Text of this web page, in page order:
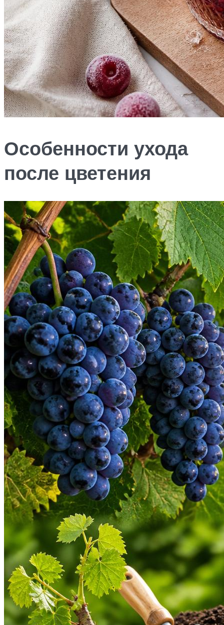
Особенности ухода
после цветения